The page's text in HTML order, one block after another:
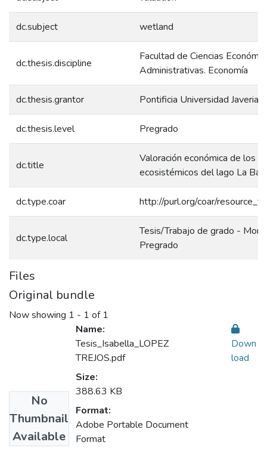
dc.subject wetland
dc.thesis.discipline
Facultad de Ciencias
Administrativas. Economía
dc.thesis.grantor Pontificia Universidad
dc.thesis.level Pregrado
dc.title
Valoración económica de los
ecosistémicos del lago La
dc.type.coar http://purl.org/coar/
dc.type.local
Tesis/Trabajo de grado -
Pregrado
Files
Original bundle
Now showing 1 - 1 of 1
No
Thumbnail
Available
Name:
Tesis_Isabella_LOPEZ
TREJOS.pdf
Size:
388.63 KB
Format:
Adobe Portable Document
Format
Down
load